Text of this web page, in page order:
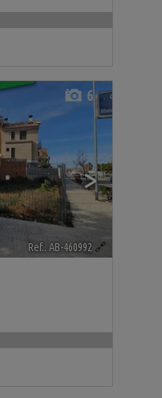
>
6
Ref.. AB-460992 🔗